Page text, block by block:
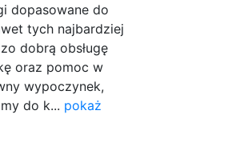
dopasowane do
tych najbardziej
dobrą obsługę
oraz pomoc w
wypoczynek,
do k... pokaż